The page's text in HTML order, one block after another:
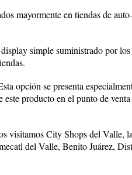
mayormente en tiendas de
simple suministrado por
opción se presenta
este producto en el punto de
visitamos City Shops del Valle,
del Valle, Benito Juárez,